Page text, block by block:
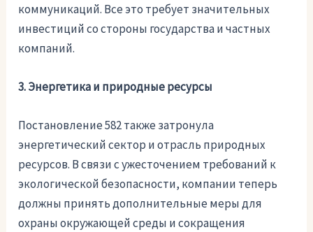
коммуникаций. Все это требует значительных
инвестиций со стороны государства и частных
компаний.
3. Энергетика и природные ресурсы
Постановление 582 также затронула
энергетический сектор и отрасль природных
ресурсов. В связи с ужесточением требований к
экологической безопасности, компании теперь
должны принять дополнительные меры для
охраны окружающей среды и сокращения